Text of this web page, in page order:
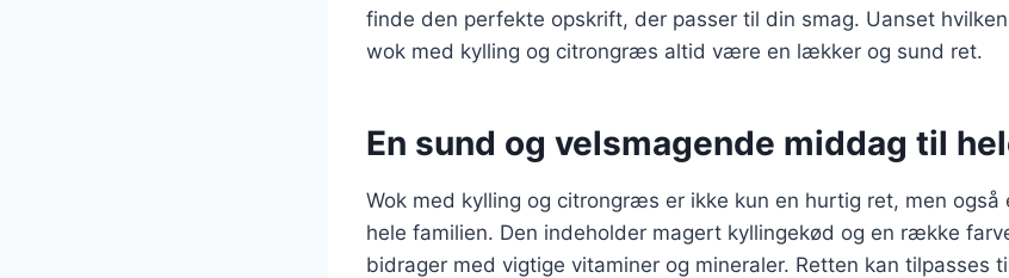
finde den perfekte opskrift, der passer til din smag. Uanset
wok med kylling og citrongræs altid være en lækker og sund ret.
En sund og velsmagende middag til
Wok med kylling og citrongræs er ikke kun en hurtig ret, men også
hele familien. Den indeholder magert kyllingekød og en række
bidrager med vigtige vitaminer og mineraler. Retten kan tilpasses